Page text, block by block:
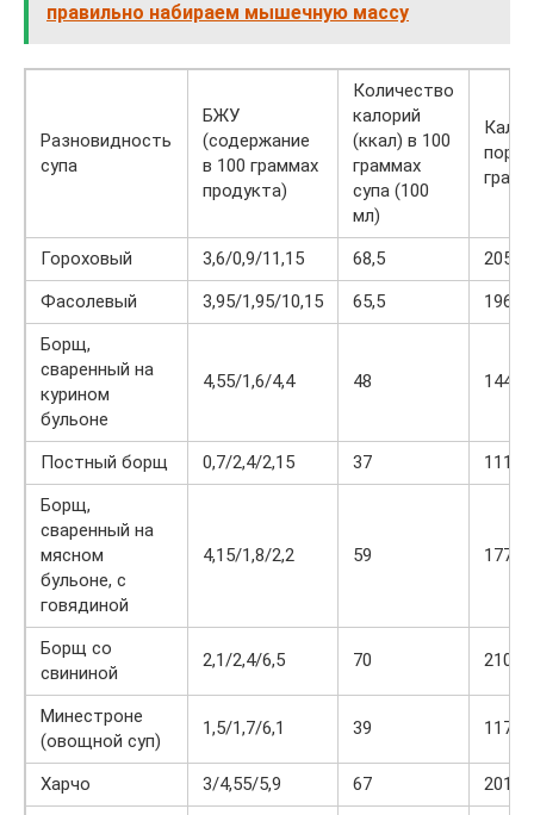
правильно набираем мышечную массу
Разновидность
супа
БЖУ
(содержание
в 100 граммах
продукта)
Количество
калорий
(ккал) в 100
граммах
супа (100
мл)
Гороховый 3,6/0,9/11,15 68,5
205,5
Фасолевый
3,95/1,95/10,15 65,5
196,5
Борщ,
сваренный на
курином
бульоне
4,55/1,6/4,4 48 144
Постный борщ 0,7/2,4/2,15 37
111
Борщ,
сваренный на
мясном
бульоне, с
говядиной
4,15/1,8/2,2 59 177
Борщ со
свининой
2,1/2,4/6,5 70 210
Минестроне
(овощной суп)
1,5/1,7/6,1 39 117
Харчо 3/4,55/5,9 67
201